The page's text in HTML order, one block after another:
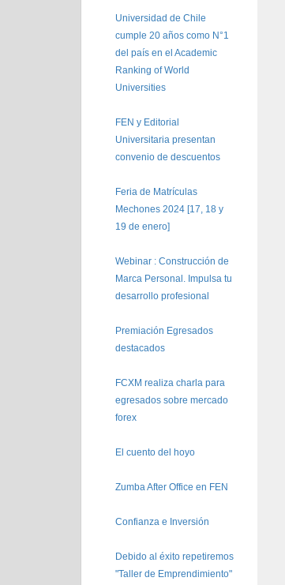
Universidad de Chile
cumple 20 años como N°1
del país en el Academic
Ranking of World
Universities
FEN y Editorial
Universitaria presentan
convenio de descuentos
Feria de Matrículas
Mechones 2024 [17, 18 y
19 de enero]
Webinar : Construcción de
Marca Personal. Impulsa tu
desarrollo profesional
Premiación Egresados
destacados
FCXM realiza charla para
egresados sobre mercado
forex
El cuento del hoyo
Zumba After Office en FEN
Confianza e Inversión
Debido al éxito repetiremos
"Taller de Emprendimiento"